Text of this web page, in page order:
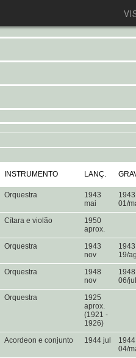
INSTRUMENTO LANÇ.
Orquestra
1943
mai
1943
01/
Cítara e violão
1950
aprox.
Orquestra
1943
nov
1943
19/
Orquestra
1948
nov
1948
06/jul
Orquestra
1925
aprox.
(1921 -
1926)
Acordeon e conjunto 1944 jul
1944
04/